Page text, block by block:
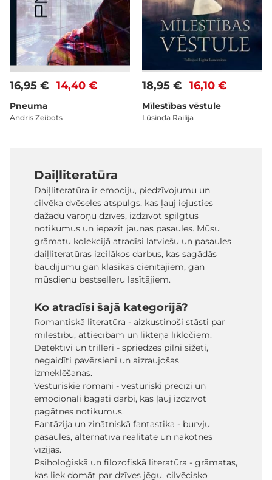
14,40 €
16,95 €
Pneuma
Andris Zeibots
16,10 €
18,95 €
Mīlestības vēstule
Lūsinda Railija
Daiļliteratūra
Daiļliteratūra ir emociju, piedzīvojumu un
cilvēka dvēseles atspulgs, kas ļauj iejusties
dažādu varoņu dzīvēs, izdzīvot spilgtus
notikumus un iepazīt jaunas pasaules. Mūsu
grāmatu kolekcijā atradīsi latviešu un pasaules
daiļliteratūras izcilākos darbus, kas sagādās
baudījumu gan klasikas cienītājiem, gan
mūsdienu bestselleru lasītājiem.
Ko atradīsi šajā kategorijā?
Romantiskā literatūra - aizkustinoši stāsti par
mīlestību, attiecībām un likteņa līkločiem.
Detektīvi un trilleri - spriedzes pilni sižeti,
negaidīti pavērsieni un aizraujošas
izmeklēšanas.
Vēsturiskie romāni - vēsturiski precīzi un
emocionāli bagāti darbi, kas ļauj izdzīvot
pagātnes notikumus.
Fantāzija un zinātniskā fantastika - burvju
pasaules, alternatīvā realitāte un nākotnes
vīzijas.
Psiholoģiskā un filozofiskā literatūra - grāmatas,
kas liek domāt par dzīves jēgu, cilvēcisko